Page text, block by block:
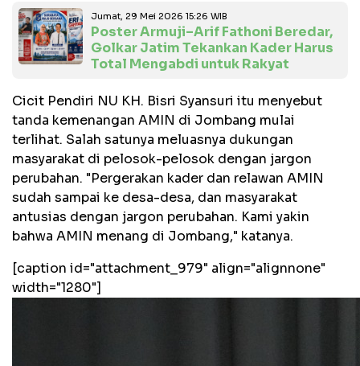
Jumat, 29 Mei 2026 15:26 WIB
Poster Armuji–Arif Fathoni Beredar,
Golkar Jatim Tekankan Kader Harus
Total Mengabdi untuk Rakyat
Cicit Pendiri NU KH. Bisri Syansuri itu menyebut
tanda kemenangan AMIN di Jombang mulai
terlihat. Salah satunya meluasnya dukungan
masyarakat di pelosok-pelosok dengan jargon
perubahan. "Pergerakan kader dan relawan AMIN
sudah sampai ke desa-desa, dan masyarakat
antusias dengan jargon perubahan. Kami yakin
bahwa AMIN menang di Jombang," katanya.
[caption id="attachment_979" align="alignnone"
width="1280"]